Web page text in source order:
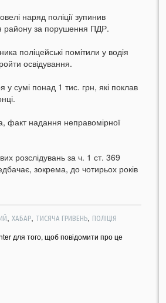
наряд поліції зупинив
району за порушення ПДР.
поліцейські помітили у водія
освідування.
сумі понад 1 тис. грн, які поклав
факт надання неправомірної
розслідувань за ч. 1 ст. 369
зокрема, до чотирьох років
, ХАБАР, ТИСЯЧА ГРИВЕНЬ, ПОЛІЦІЯ
для того, щоб повідомити про це